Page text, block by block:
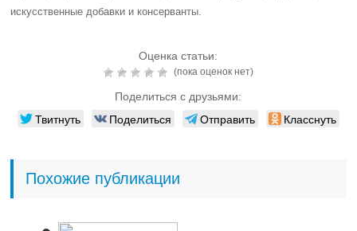
искусственные добавки и консерванты.
Оценка статьи:
(пока оценок нет)
Поделиться с друзьями:
Твитнуть Поделиться Отправить Класснуть
Похожие публикации